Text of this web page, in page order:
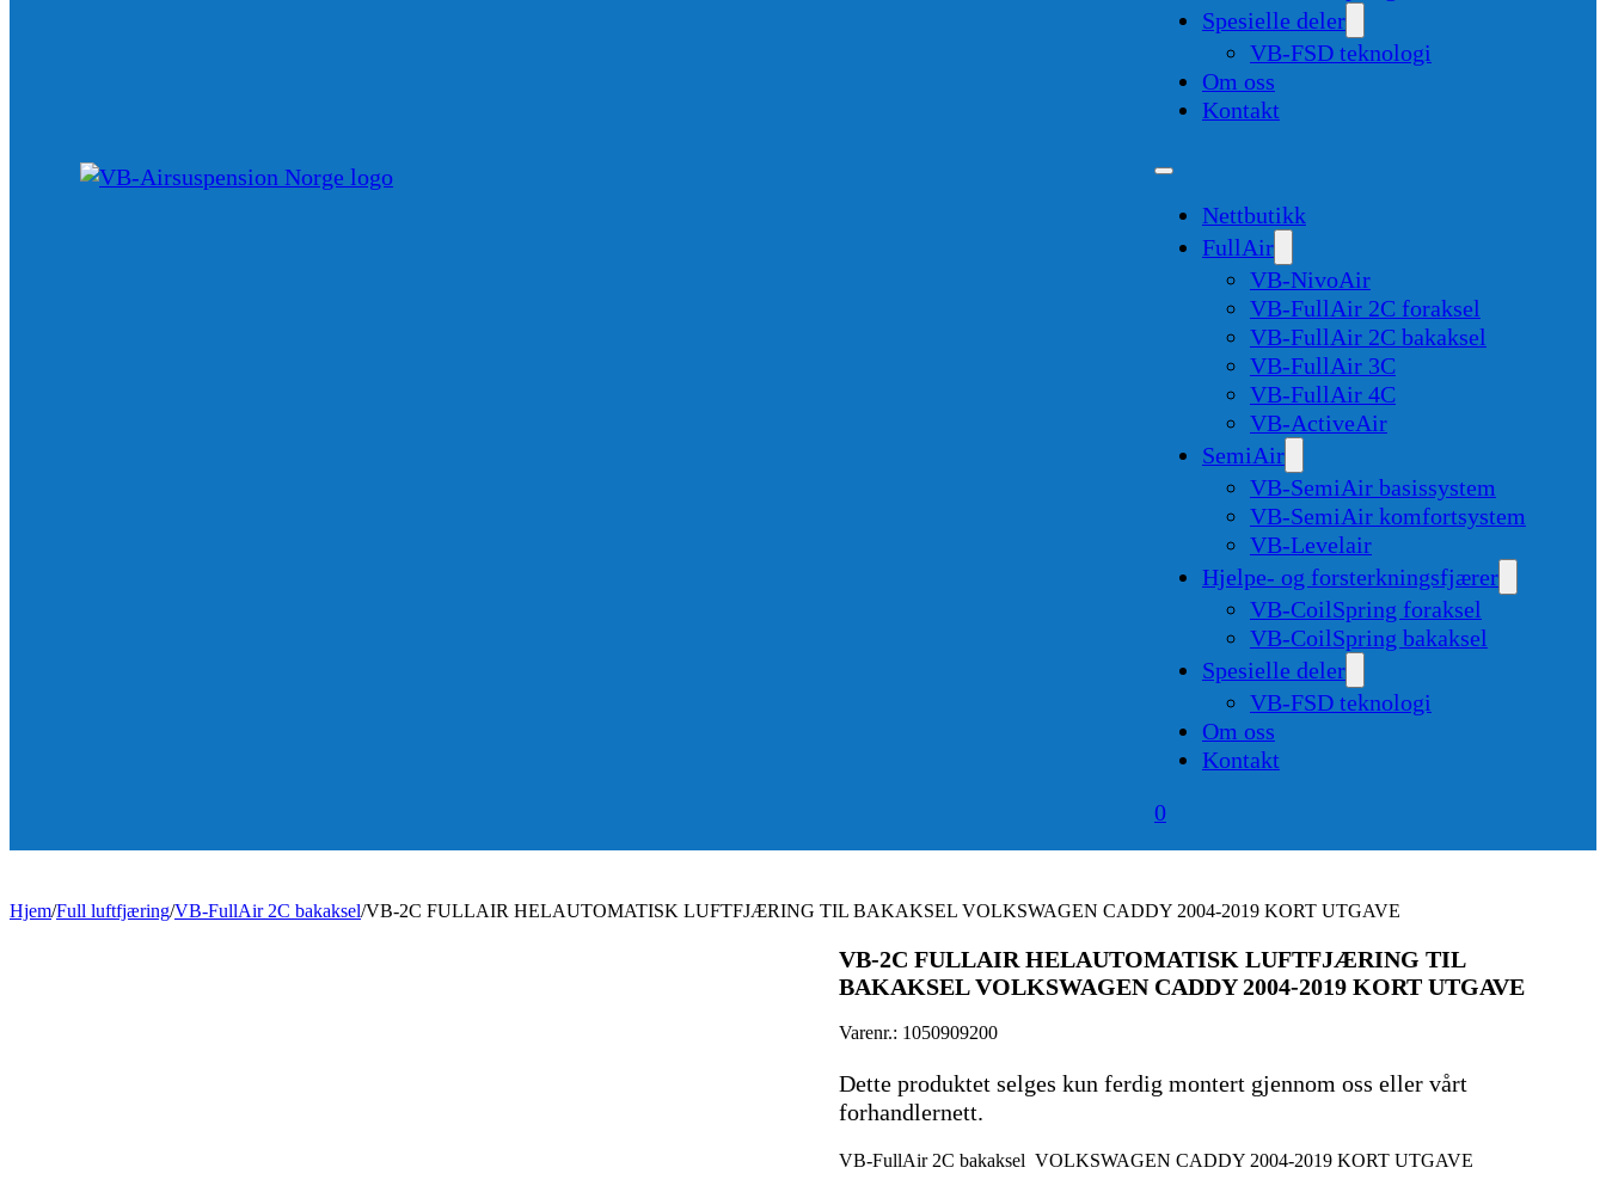
Spesielle deler
VB-FSD teknologi
Om oss
Kontakt
Nettbutikk
FullAir
VB-NivoAir
VB-FullAir 2C foraksel
VB-FullAir 2C bakaksel
VB-FullAir 3C
VB-FullAir 4C
VB-ActiveAir
SemiAir
VB-SemiAir basissystem
VB-SemiAir komfortsystem
VB-Levelair
Hjelpe- og forsterkningsfjærer
VB-CoilSpring foraksel
VB-CoilSpring bakaksel
Spesielle deler
VB-FSD teknologi
Om oss
Kontakt
0
Hjem/Full luftfjæring/VB-FullAir 2C bakaksel/VB-2C FULLAIR HELAUTOMATISK LUFTFJÆRING TIL BAKAKSEL VOLKSWAGEN CADDY 2004-2019 KORT UTGAVE
VB-2C FULLAIR HELAUTOMATISK LUFTFJÆRING TIL
BAKAKSEL VOLKSWAGEN CADDY 2004-2019 KORT UTGAVE
Varenr.: 1050909200
Dette produktet selges kun ferdig montert gjennom oss eller vårt
forhandlernett.
VB-FullAir 2C bakaksel VOLKSWAGEN CADDY 2004-2019 KORT UTGAVE